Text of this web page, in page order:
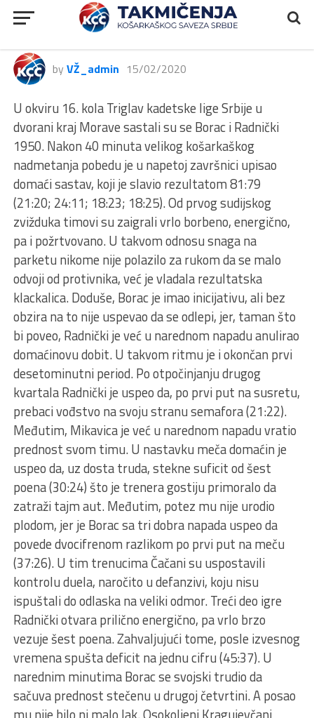
by VŽ_admin 15/02/2020
U okviru 16. kola Triglav kadetske lige Srbije u
dvorani kraj Morave sastali su se Borac i Radnički
1950. Nakon 40 minuta velikog košarkaškog
nadmetanja pobedu je u napetoj završnici upisao
domaći sastav, koji je slavio rezultatom 81:79
(21:20; 24:11; 18:23; 18:25). Od prvog sudijskog
zvižduka timovi su zaigrali vrlo borbeno, energično,
pa i požrtvovano. U takvom odnosu snaga na
parketu nikome nije polazilo za rukom da se malo
odvoji od protivnika, već je vladala rezultatska
klackalica. Doduše, Borac je imao inicijativu, ali bez
obzira na to nije uspevao da se odlepi, jer, taman što
bi poveo, Radnički je već u narednom napadu anulirao
domaćinovu dobit. U takvom ritmu je i okončan prvi
desetominutni period. Po otpočinjanju drugog
kvartala Radnički je uspeo da, po prvi put na susretu,
prebaci vođstvo na svoju stranu semafora (21:22).
Međutim, Mikavica je već u narednom napadu vratio
prednost svom timu. U nastavku meča domaćin je
uspeo da, uz dosta truda, stekne suficit od šest
poena (30:24) što je trenera gostiju primoralo da
zatraži tajm aut. Međutim, potez mu nije urodio
plodom, jer je Borac sa tri dobra napada uspeo da
povede dvocifrenom razlikom po prvi put na meču
(37:26). U tim trenucima Čačani su uspostavili
kontrolu duela, naročito u defanzivi, koju nisu
ispuštali do odlaska na veliki odmor. Treći deo igre
Radnički otvara prilično energično, pa vrlo brzo
vezuje šest poena. Zahvaljujući tome, posle izvesnog
vremena spušta deficit na jednu cifru (45:37). U
narednim minutima Borac se svojski trudio da
sačuva prednost stečenu u drugoj četvrtini. A posao